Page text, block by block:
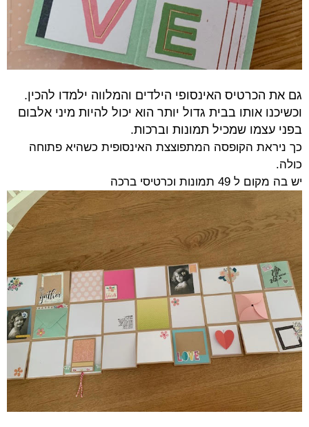
גם את הכרטיס האינסופי הילדים והמלווה ילמדו להכין.
וכשיכנו אותו בבית גדול יותר הוא יכול להיות מיני אלבום
בפני עצמו שמכיל תמונות וברכות.
כך ניראת הקופסה המתפוצצת האינסופית כשהיא פתוחה
כולה.
יש בה מקום ל 49 תמונות וכרטיסי ברכה